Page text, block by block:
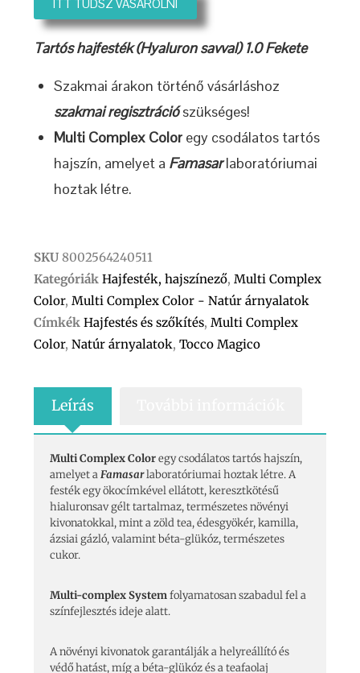
ITT TUDSZ VÁSÁROLNI
Tartós hajfesték (Hyaluron savval) 1.0 Fekete
Szakmai árakon történő vásárláshoz
szakmai regisztrációszükséges!
Multi Complex Color egy csodálatos tartós
hajszín, amelyet a Famasarlaboratóriumai
hoztak létre.
SKU8002564240511
Kategóriák Hajfesték, hajszínező,Multi Complex
Color,Multi Complex Color - Natúr árnyalatok
Címkék Hajfestés és szőkítés,Multi Complex
Color,Natúr árnyalatok,Tocco Magico
Leírás
Multi Complex Coloregy csodálatos tartós hajszín,
amelyet aFamasarlaboratóriumai hoztak létre. A
festék egy ökocímkével ellátott, keresztkötésű
hialuronsav gélt tartalmaz, természetes növényi
kivonatokkal, mint a zöld tea, édesgyökér, kamilla,
ázsiai gázló, valamint béta-glükóz, természetes
cukor.
Multi-complex Systemfolyamatosan szabadul fel a
színfejlesztés ideje alatt.
A növényi kivonatok garantálják a helyreállító és
védő hatást, míg a béta-glükóz és a teafaolaj